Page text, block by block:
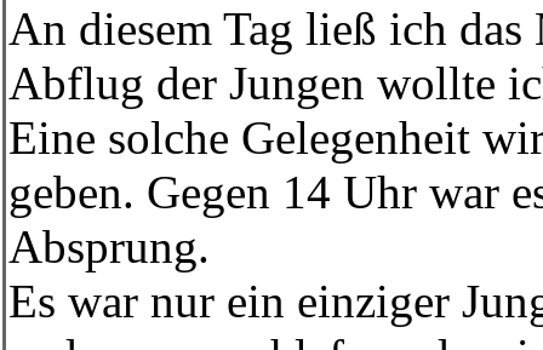
An diesem Tag ließ ich das
Abflug der Jungen wollte
Eine solche Gelegenheit
geben. Gegen 14 Uhr war
Absprung.
Es war nur ein einziger